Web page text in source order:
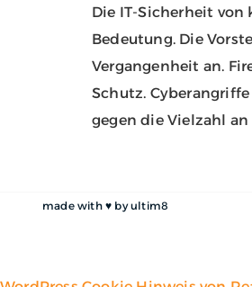
Die IT-Sicherheit
Bedeutung. Die
Vergangenheit an.
Schutz.
gegen die Vielzahl
made with ♥ byultim8